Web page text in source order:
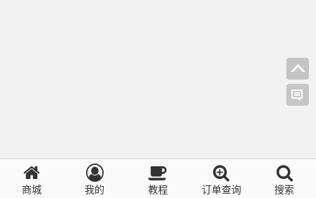
商城 我的 教程 订单查询 搜索